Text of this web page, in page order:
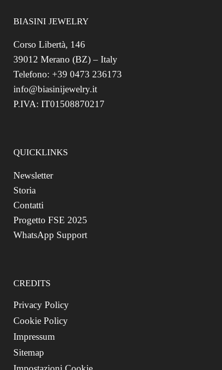
BIASINI JEWELRY
Corso Libertà, 146
39012 Merano (BZ) – Italy
Telefono: +39 0473 236173
info@biasinijewelry.it
P.IVA: IT01508870217
QUICKLINKS
Newsletter
Storia
Contatti
Progetto FSE 2025
WhatsApp Support
CREDITS
Privacy Policy
Cookie Policy
Impressum
Sitemap